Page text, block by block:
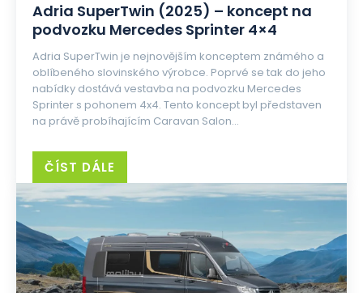
Adria SuperTwin (2025) – koncept na
podvozku Mercedes Sprinter 4×4
Adria SuperTwin je nejnovějším konceptem známého a
oblíbeného slovinského výrobce. Poprvé se tak do jeho
nabídky dostává vestavba na podvozku Mercedes
Sprinter s pohonem 4x4. Tento koncept byl představen
na právě probíhajícím Caravan Salon...
ČÍST DÁLE